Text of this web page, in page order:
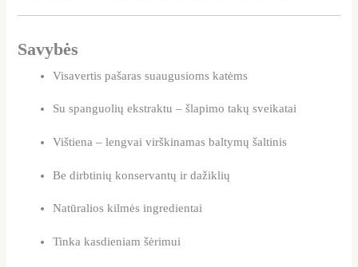
Savybės
Visavertis pašaras suaugusioms katėms
Su spanguolių ekstraktu – šlapimo takų sveikatai
Vištiena – lengvai virškinamas baltymų šaltinis
Be dirbtinių konservantų ir dažiklių
Natūralios kilmės ingredientai
Tinka kasdieniam šėrimui